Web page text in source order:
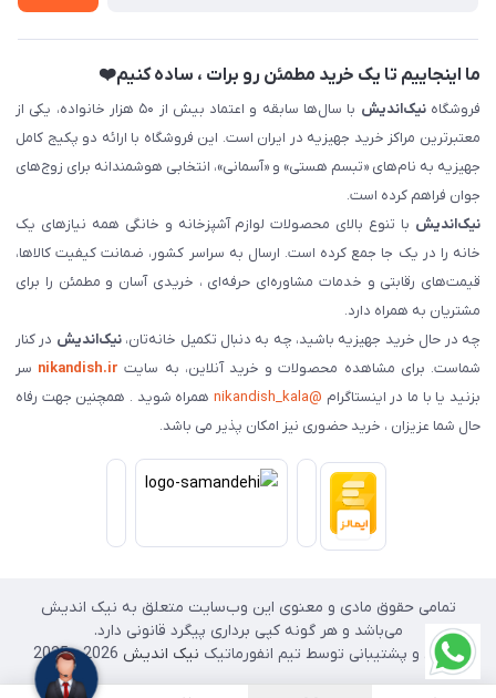
ما اینجاییم تا یک خرید مطمئن رو برات ، ساده کنیم❤️
فروشگاهنیک‌اندیش
با سال‌ها سابقه و اعتماد بیش از ۵۰ هزار خانواده، یکی از
معتبرترین مراکز خرید جهیزیه در ایران است. این فروشگاه با ارائه دو پکیج کامل
جهیزیه به نام‌های «تبسم هستی» و «آسمانی»، انتخابی هوشمندانه برای زوج‌های
جوان فراهم کرده است.
نیک‌اندیش با تنوع بالای محصولات لوازم آشپزخانه و خانگی همه نیازهای یک
خانه را در یک جا جمع کرده است. ارسال به سراسر کشور، ضمانت کیفیت کالاها،
قیمت‌های رقابتی و خدمات مشاوره‌ای حرفه‌ای ، خریدی آسان و مطمئن را برای
مشتریان به همراه دارد.
چه در حال خرید جهیزیه باشید، چه به دنبال تکمیل خانه‌تان،نیک‌اندیش در کنار
شماست. برای مشاهده محصولات و خرید آنلاین، به سایت nikandish.ir سر
بزنید یا با ما در اینستاگرام @nikandish_kala
همراه شوید . همچنین جهت رفاه
حال شما عزیزان ، خرید حضوری نیز امکان پذیر می باشد.
تمامی حقوق مادی و معنوی این وب‌سایت متعلق به نیک اندیش
می‌باشد و هر گونه کپی برداری پیگرد قانونی دارد.
طراحی و پشتیبانی توسط تیم انفورماتیک نیک اندیش 2026 - 2025